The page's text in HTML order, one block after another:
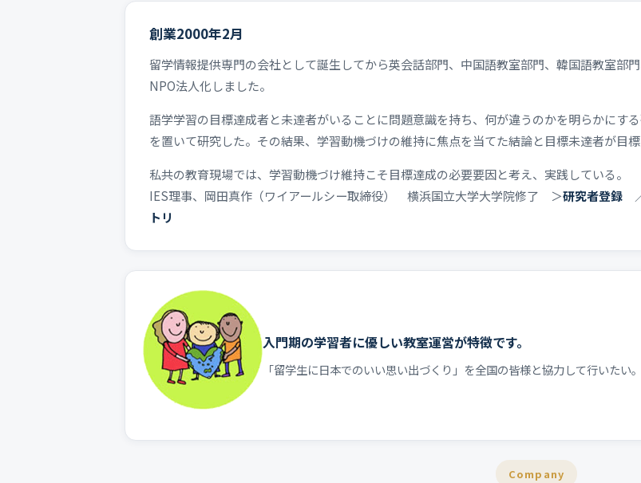
創業2000年2月
留学情報提供専門の会社として誕生してから英会話部門、中国語教室部門、韓国語教室部
NPO法人化しました。
語学学習の目標達成者と未達者がいることに問題意識を持ち、何が違うのかを明らかにす
を置いて研究した。その結果、学習動機づけの維持に焦点を当てた結論と目標未達者が目
私共の教育現場では、学習動機づけ維持こそ目標達成の必要要因と考え、実践している。
IES理事、岡田真作（ワイアールシー取締役） 横浜国立大学大学院修了 ＞研究者登録
トリ
入門期の学習者に優しい教室運営が特徴です。
「留学生に日本でのいい思い出づくり」を全国の皆様と協力して行いたい。
Company